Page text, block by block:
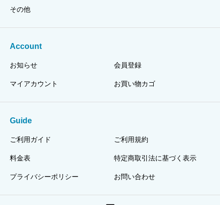
その他
Account
お知らせ 会員登録
マイアカウント お買い物カゴ
Guide
ご利用ガイド ご利用規約
料金表 特定商取引法に基づく表示
プライバシーポリシー お問い合わせ